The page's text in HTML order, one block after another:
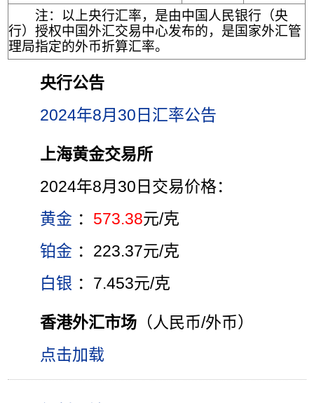
注：以上央行汇率，是由中国人民银行（央
行）授权中国外汇交易中心发布的，是国家外汇管
理局指定的外币折算汇率。
央行公告
2024年8月30日汇率公告
上海黄金交易所
2024年8月30日交易价格：
黄金 ： 573.38元/克
铂金 ：223.37元/克
白银 ：7.453元/克
香港外汇市场 （人民币/外币）
点击加载